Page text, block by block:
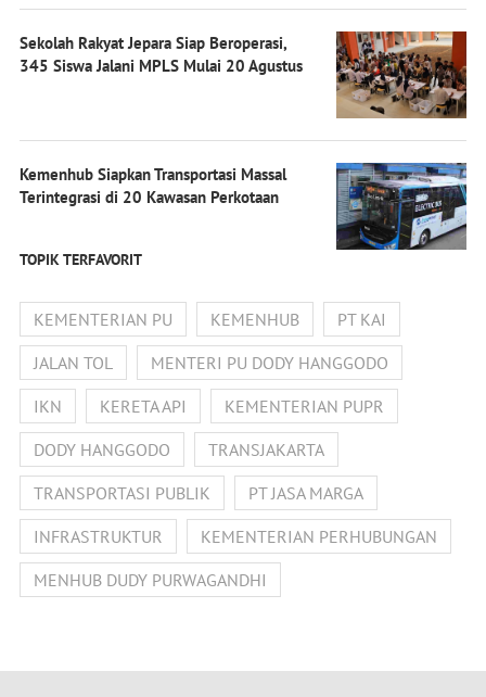
Sekolah Rakyat Jepara Siap Beroperasi,
345 Siswa Jalani MPLS Mulai 20 Agustus
Kemenhub Siapkan Transportasi Massal
Terintegrasi di 20 Kawasan Perkotaan
TOPIK TERFAVORIT
KEMENTERIAN PU KEMENHUB
PT KAI
JALAN TOL
MENTERI PU DODY HANGGODO
IKN
KERETA API
KEMENTERIAN PUPR
DODY HANGGODO
TRANSJAKARTA
TRANSPORTASI PUBLIK
PT JASA MARGA
INFRASTRUKTUR
KEMENTERIAN PERHUBUNGAN
MENHUB DUDY PURWAGANDHI